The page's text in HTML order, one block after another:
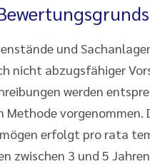
und
nicht abzugsfähiger
werden
vorgenommen.
erfolgt pro rata
zwischen 3 und 5